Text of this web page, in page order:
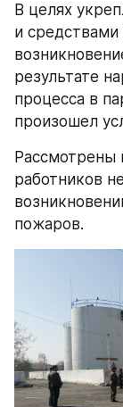
В целях
и средствами
результате
процесса в
произошел
Рассмотрены
работников
пожаров.